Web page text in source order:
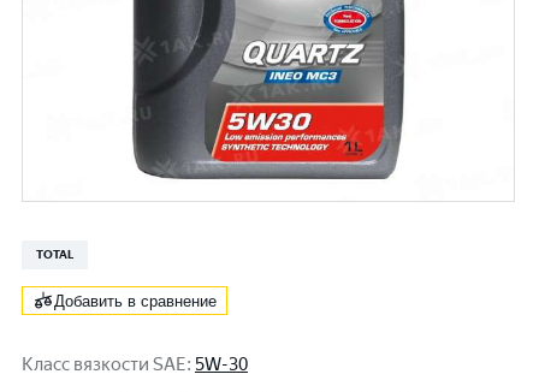
TOTAL
Добавить в сравнение
Класс вязкости SAE: 5W-30